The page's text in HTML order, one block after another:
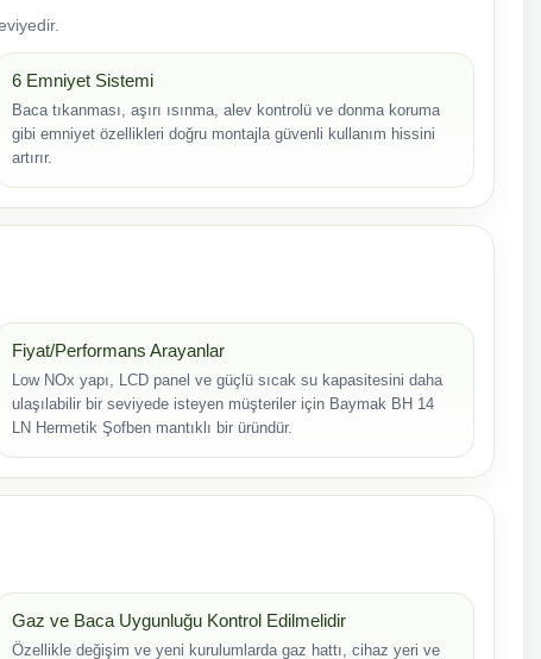
6 Emniyet Sistemi
Baca tıkanması, aşırı ısınma, alev kontrolü ve donma koruma
gibi emniyet özellikleri doğru montajla güvenli kullanım hissini
artırır.
Fiyat/Performans Arayanlar
Low NOx yapı, LCD panel ve güçlü sıcak su kapasitesini daha
ulaşılabilir bir seviyede isteyen müşteriler için Baymak BH 14
LN Hermetik Şofben mantıklı bir üründür.
Gaz ve Baca Uygunluğu Kontrol Edilmelidir
Özellikle değişim ve yeni kurulumlarda gaz hattı, cihaz yeri ve